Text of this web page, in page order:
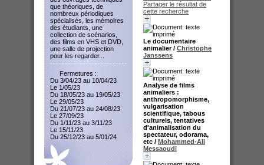
Partager le résultat de
cette recherche
Le documentaire
animalier/ Christophe
Janssens
Analyse de films
animaliers :
anthropomorphisme,
vulgarisation
scientifique, tabous
culturels, tentatives
d'animalisation du
spectateur, odorama,
etc / Mohammed-Ali
Messaoudi
que théoriques, de
nombreux périodiques
spécialisés, les mémoires
des étudiants, une
collection de scénarios,
des films en VHS et DVD,
une salle de projection
pour les regarder...
Fermetures :
Du 3/04/23 au 10/04/23
Le 1/05/23
Du 18/05/23 au 19/05/23
Le 29/05/23
Du 21/07/23 au 24/08/23
Le 27/09/23
Du 1/11/23 au 3/11/23
Le 15/11/23
Du 25/12/23 au 5/01/24